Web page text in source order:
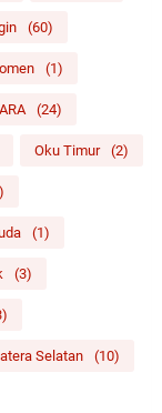
(60)
(1)
(24)
Oku Timur (2)
(1)
(3)
Selatan (10)